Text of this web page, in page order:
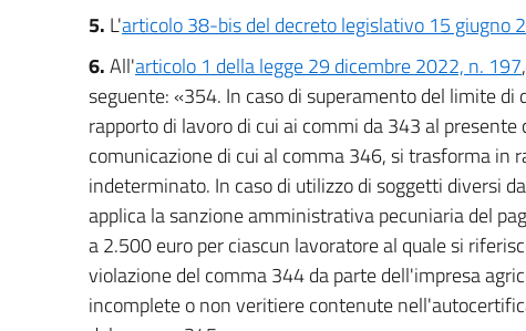
5. L'articolo 38-bis del decreto legislativo 15 giugno
6.All'articolo 1 della legge 29 dicembre 2022, n. 197
seguente: «354. In caso di superamento del limite
rapporto di lavoro di cui ai commi da 343 al
comunicazione di cui al comma 346, si trasforma in
indeterminato. In caso di utilizzo di soggetti diversi
applica la sanzione amministrativa pecuniaria del
a 2.500 euro per ciascun lavoratore al quale si
violazione del comma 344 da parte dell'impresa
incomplete o non veritiere contenute